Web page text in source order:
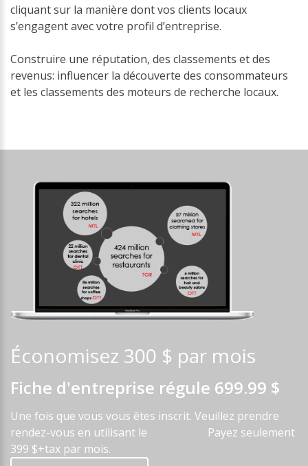
cliquant sur la manière dont vos clients locaux
s’engagent avec votre profil d’entreprise.
Construire une réputation, des classements et des
revenus: influencer la découverte des consommateurs
et les classements des moteurs de recherche locaux.
Économisez 300 $ par mois
Fiche d'entreprise régule 699.99 $
Une fois que vous vous êtes inscrit. Veuillez prendre
rendez-vous en utilisant le
Payez seulement
399 $+tax par mois.